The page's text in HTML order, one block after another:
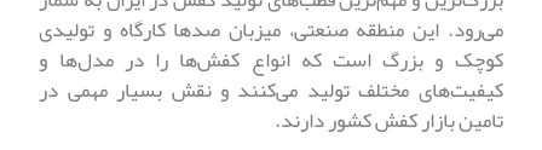
می‌رود. این منطقه صنعتی، میزبان صدها کارگاه و تولیدی
کوچک و بزرگ است که انواع کفش‌ها را در مدل‌ها و
کیفیت‌های مختلف تولید می‌کنند و نقش بسیار مهمی در
تامین بازار کفش کشور دارند.